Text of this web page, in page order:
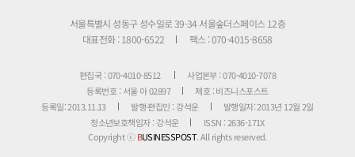
서울특별시 성동구 성수일로 39-34 서울숲더스페이스 12층
대표전화 : 1800-6522
팩스 : 070-4015-8658
편집국 : 070-4010-8512
사업본부 : 070-4010-7078
등록번호 : 서울 아 02897
제호 : 비즈니스포스트
등록일: 2013.11.13
발행·편집인 : 강석운
발행일자: 2013년 12월 2일
청소년보호책임자 : 강석운
ISSN : 2636-171X
Copyright ⓒBUSINESSPOST. All rights reserved.